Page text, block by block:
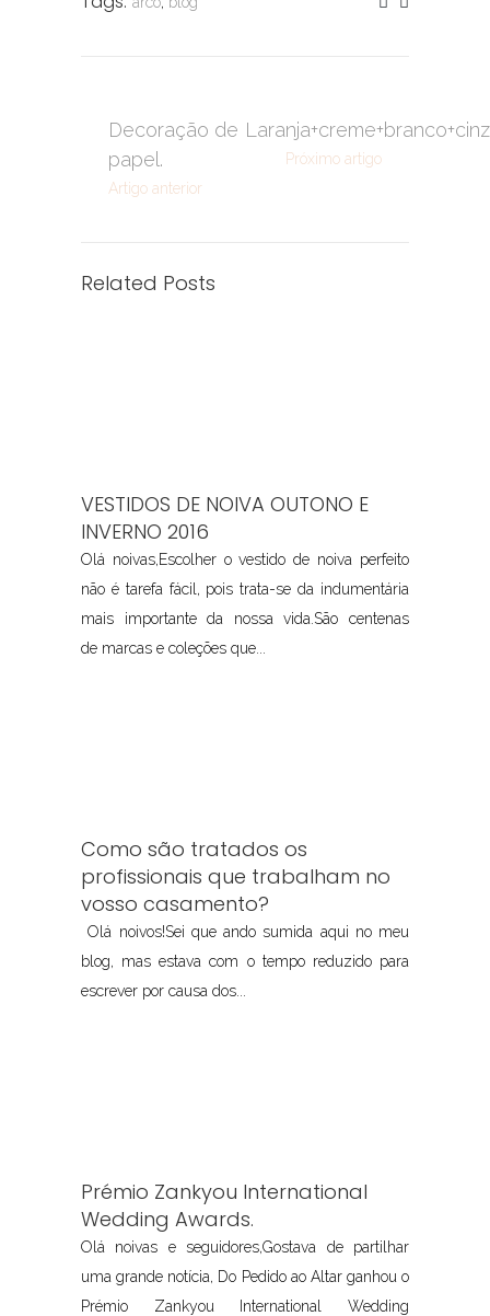
Decoração de
papel.
Artigo anterior
Próximo artigo
Related Posts
VESTIDOS DE NOIVA OUTONO E
INVERNO 2016
Olá noivas,Escolher o vestido de noiva perfeito
não é tarefa fácil, pois trata-se da indumentária
mais importante da nossa vida.São centenas
de marcas e coleções que...
Como são tratados os
profissionais que trabalham no
vosso casamento?
Olá noivos!Sei que ando sumida aqui no meu
blog, mas estava com o tempo reduzido para
escrever por causa dos...
Prémio Zankyou International
Wedding Awards.
Olá noivas e seguidores,Gostava de partilhar
uma grande notícia, Do Pedido ao Altar ganhou o
Prémio Zankyou International Wedding